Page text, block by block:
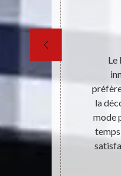
dans un
classique,
d’acheter
auprès
Le
la
mode